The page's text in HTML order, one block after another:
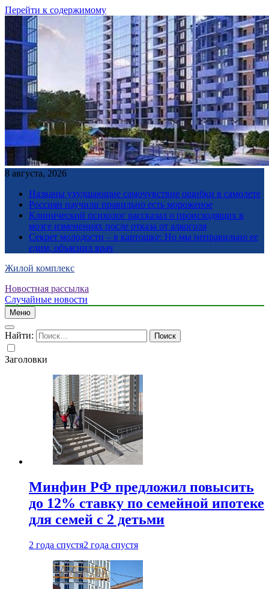
Перейти к содержимому
8 августа, 2026
Названы ухудшающие самочувствие ошибки в самолете
Россиян научили правильно есть мороженое
Клинический психолог рассказал о происходящих в
мозге изменениях после отказа от алкоголя
Секрет молодости – в картошке: Но мы неправильно ее
едим, объяснил врач
Жилой комплекс
Новостная рассылка
Случайные новости
Меню
Найти:
Заголовки
Минфин РФ предложил повысить
до 12% ставку по семейной ипотеке
для семей с 2 детьми
2 года спустя2 года спустя